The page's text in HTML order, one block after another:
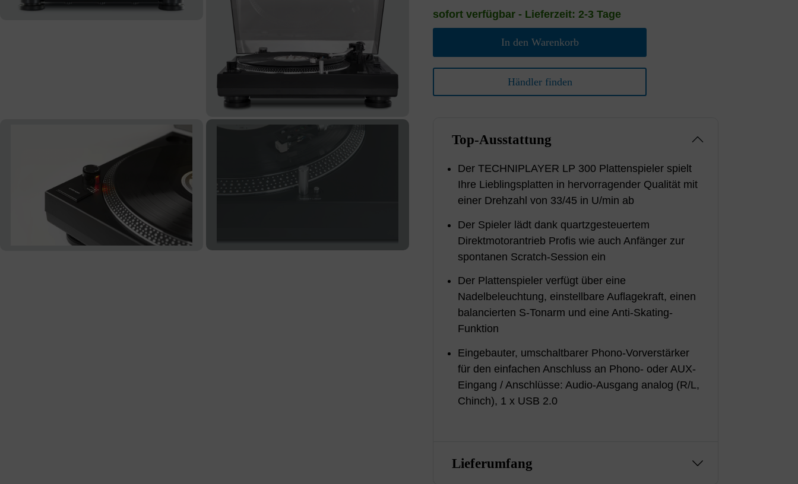
sofort verfügbar - Lieferzeit: 2-3 Tage
In den Warenkorb
Händler finden
Top-Ausstattung
Der TECHNIPLAYER LP 300 Plattenspieler spielt
Ihre Lieblingsplatten in hervorragender Qualität mit
einer Drehzahl von 33/45 in U/min ab
Der Spieler lädt dank quartzgesteuertem
Direktmotorantrieb Profis wie auch Anfänger zur
spontanen Scratch-Session ein
Der Plattenspieler verfügt über eine
Nadelbeleuchtung, einstellbare Auflagekraft, einen
balancierten S-Tonarm und eine Anti-Skating-
Funktion
Eingebauter, umschaltbarer Phono-Vorverstärker
für den einfachen Anschluss an Phono- oder AUX-
Eingang / Anschlüsse: Audio-Ausgang analog (R/L,
Chinch), 1 x USB 2.0
Lieferumfang